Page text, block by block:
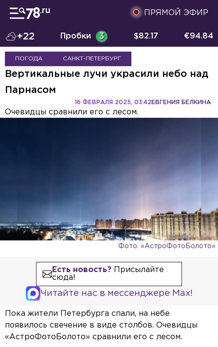
ПРЯМОЙ ЭФИР
+22 Пробки 3 $82.17 €94.84
ПОГОДА САНКТ-ПЕТЕРБУРГ
Вертикальные лучи украсили небо над
Парнасом
ЕВГЕНИЯ БЕЛКИНА
16 ФЕВРАЛЯ 2025, 03:42
Очевидцы сравнили его с лесом.
Фото: «АстроФотоБолото»
Есть новость?Присылайте
сюда!
Читайте нас в мессенджере Max!
Пока жители Петербурга спали, на небе
появилось свечение в виде столбов. Очевидцы
«АстроФотоБолото» сравнили его с лесом.